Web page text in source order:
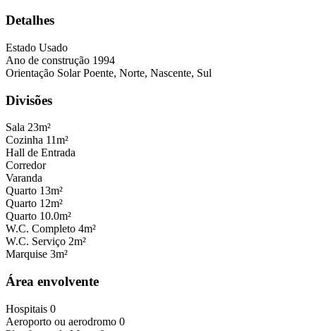
Detalhes
Estado Usado
Ano de construção 1994
Orientação Solar Poente, Norte, Nascente, Sul
Divisões
Sala 23m²
Cozinha 11m²
Hall de Entrada
Corredor
Varanda
Quarto 13m²
Quarto 12m²
Quarto 10.0m²
W.C. Completo 4m²
W.C. Serviço 2m²
Marquise 3m²
Área envolvente
Hospitais 0
Aeroporto ou aerodromo 0